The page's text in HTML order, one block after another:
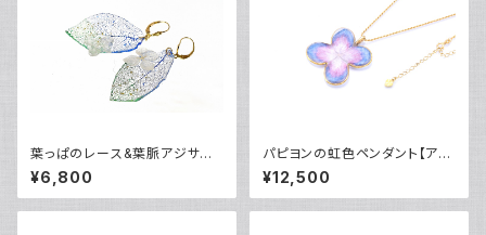
葉っぱのレース&葉脈アジサイ
の花筏ピアス(天然マラカイト＆
ラピスラズリ染め)・14kgf
¥6,800
パピヨンの虹色ペンダント【アジ
サイの花・ラピスラズリ・桃色珊
瑚】・24kgp
¥12,500